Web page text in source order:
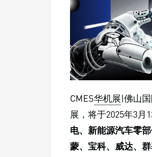
CMES华机展|佛山
展，将于2025年3
电、新能源汽车零
蒙、宝科、威达、